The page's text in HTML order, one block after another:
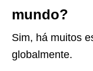
mundo?
Sim, há muitos
globalmente.